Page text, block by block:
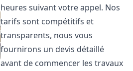
heures suivant votre appel. Nos
tarifs sont compétitifs et
transparents, nous vous
fournirons un devis détaillé
avant de commencer les travaux